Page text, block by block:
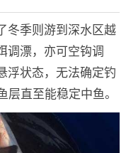
冬季则游到深水区越
调漂，亦可空钩调
浮状态，无法确定钓
层直至能稳定中鱼。